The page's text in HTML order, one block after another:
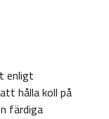
enligt
hålla koll på
färdiga